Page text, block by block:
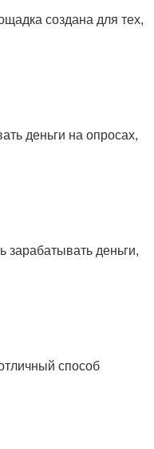
создана для тех,
деньги на опросах,
деньги,
способ